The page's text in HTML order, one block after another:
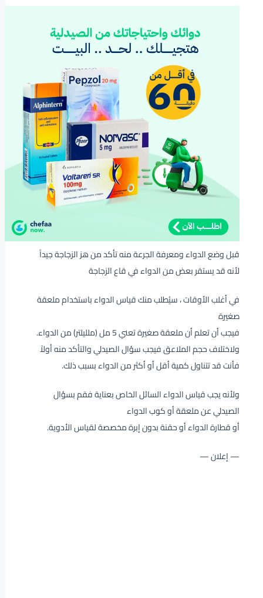
قبل وضع الدواء ومعرفة الجرعة منه تأكد من هز الزجاجة جيداً
لأنه قد يستقر بعض من الدواء في قاع الزجاجة
في أغلب الأوقات ، سيُطلب منك قياس الدواء باستخدام ملعقة
صغيرة
فيجب أن تعلم أن ملعقة صغيرة تعني 5 مل (ملليلتر) من الدواء.
ولاختلاف حجم الملاعق فيجب سؤال الصيدلي والتأكد منه أولاً
فأنت قد تتناول كمية أقل أو أكثر من الدواء بسبب ذلك.
ولأنه يجب قياس الدواء السائل الخاص بعناية فقم بسؤال
الصيدلي عن ملعقة أو كوب الدواء
أو قطارة الدواء أو حقنة بدون إبرة مخصصة لقياس الأدوية.
— إعلان —